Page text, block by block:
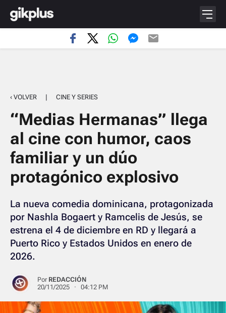
‹ VOLVER | CINE Y SERIES
“Medias Hermanas” llega
al cine con humor, caos
familiar y un dúo
protagónico explosivo
La nueva comedia dominicana, protagonizada
por Nashla Bogaert y Ramcelis de Jesús, se
estrena el 4 de diciembre en RD y llegará a
Puerto Rico y Estados Unidos en enero de
2026.
Por REDACCIÓN
20/11/2025 · 04:12 PM